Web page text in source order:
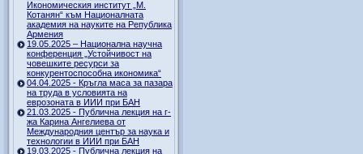
Икономическия институт „М.
Котанян“ към Националната
академия на науките на Република
Армения
19.05.2025 – Национална научна
конференция „Устойчивост на
човешките ресурси за
конкурентоспособна икономика“
04.04.2025 - Кръгла маса за пазара
на труда в условията на
еврозоната в ИИИ при БАН
21.03.2025 - Публична лекция на г-
жа Карина Ангелиева от
Международния център за наука и
технологии в ИИИ при БАН
19.03.2025 - Публична лекция на